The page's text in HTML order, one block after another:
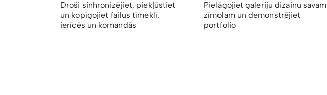
Droši sinhronizējiet, piekļūstiet
un kopīgojiet failus tīmeklī,
ierīcēs un komandās
Pielāgojiet galeriju dizainu savam
zīmolam un demonstrējiet
portfolio